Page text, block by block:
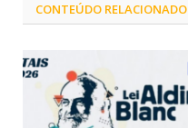
CONTEÚDO RELACIONADO